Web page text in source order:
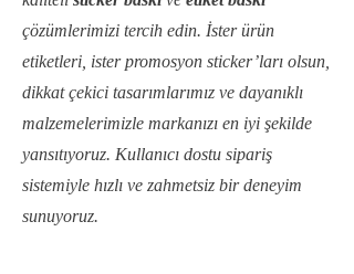
çözümlerimizi tercih edin. İster ürün
etiketleri, ister promosyon sticker’ları olsun,
dikkat çekici tasarımlarımız ve dayanıklı
malzemelerimizle markanızı en iyi şekilde
yansıtıyoruz. Kullanıcı dostu sipariş
sistemiyle hızlı ve zahmetsiz bir deneyim
sunuyoruz.